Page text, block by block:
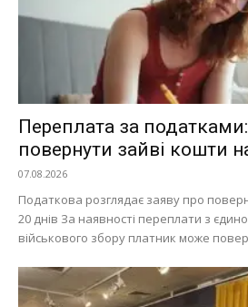
Переплата за
повернути зайві кошти
07.08.2026
Податкова розглядає заяву про
20 днів За наявності переплати з
військового збору платник може